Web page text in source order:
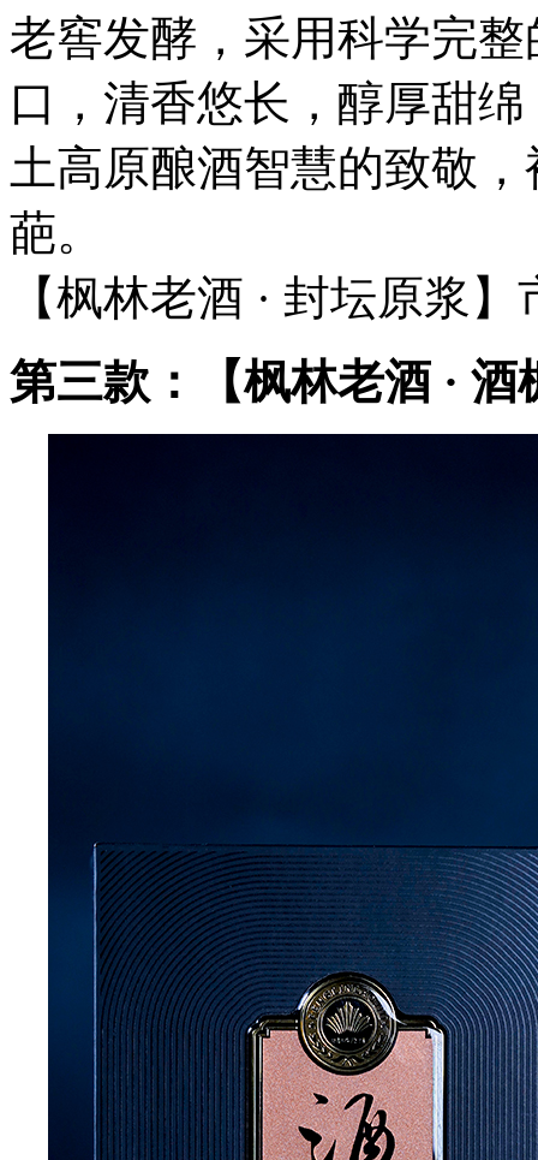
老窖发酵，采用科学完
口，清香悠长，醇厚甜
土高原酿酒智慧的致敬
葩。
【枫林老酒 · 封坛原浆
第三款：【枫林老酒 · 酒